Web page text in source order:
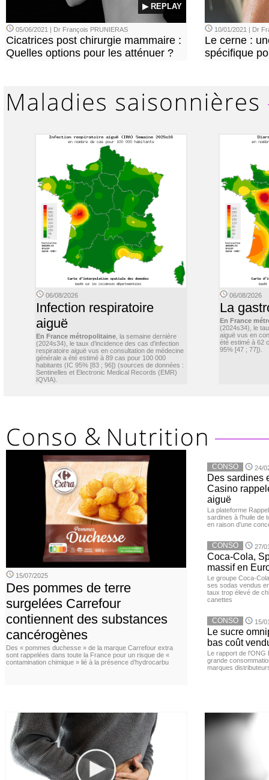
▶ REPLAY
05/06/2021 | Dr François PRUNIERAS
Cicatrices post chirurgie mammaire :
Quelles options pour les atténuer ?
10/01/2021 | Dr
Le cerne :
spécifique
06/08/2026
Infection respiratoire
aiguë
En France métropolitaine , la semaine dernière
(2024s34), le taux d’incidence des cas d’infection
respiratoire aiguë vus en consultation de médecine
générale a été estimé à 89 cas pour 100 000
habitants (IC 95% [83 ; 96]) (sources de données :
Sentinelles et Electronic Medical Records (EMR)
IQVIA).
06/08/2026
La
En France
(2024s34), le
aiguë vus en
été estimé à 62
95% [47 ; 77]).
15/07/2025
Des pommes de terre
surgelées Carrefour
contiennent des substances
cancérogènes
Des « pommes duchesse » de la marque Carrefour extra
sont rappelées dans toute la France pour un risque de «
contamination chimique » lié à la présence d’hydrocarbu
CONSO 24/
Des sardines
Casino
aiguë
La plateforme
sardines à l’huile de
en raison d'une
CONSO 27/
Coca-Cola,
massif en
Le groupe Coca-
ses sodas vendus
taux trop élevé de
canettes
CONSO 15/
Le sucre
bas coût
Le rapport de l'ONG
grande
marques